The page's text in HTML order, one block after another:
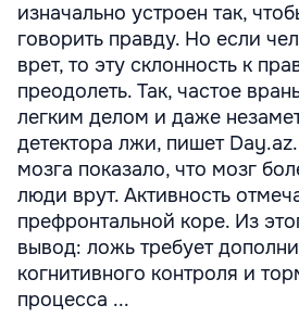
изначально устроен так,
говорить правду. Но если
врет, то эту склонность к
преодолеть. Так, частое
легким делом и даже
детектора лжи, пишет
мозга показало, что мозг
люди врут. Активность
префронтальной коре. Из
вывод: ложь требует
когнитивного контроля и
процесса ...